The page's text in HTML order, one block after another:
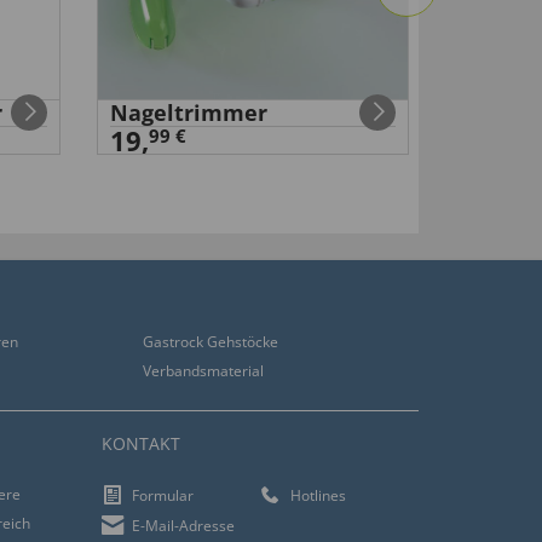
Nageltrimmer
19,99 €
Gastrock Gehstöcke
Verbandsmaterial
KONTAKT
Formular
Hotlines
E-Mail-Adresse